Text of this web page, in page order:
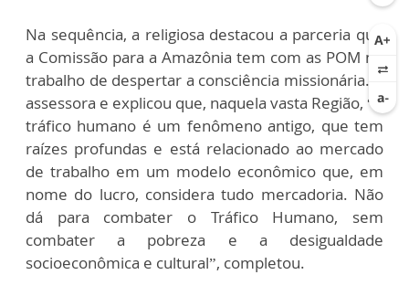
Na sequência, a religiosa destacou a parceria que
a Comissão para a Amazônia tem com as POM no
trabalho de despertar a consciência missionária. A
assessora e explicou que, naquela vasta Região, “o
tráfico humano é um fenômeno antigo, que tem
raízes profundas e está relacionado ao mercado
de trabalho em um modelo econômico que, em
nome do lucro, considera tudo mercadoria. Não
dá para combater o Tráfico Humano, sem
combater a pobreza e a desigualdade
socioeconômica e cultural”, completou.